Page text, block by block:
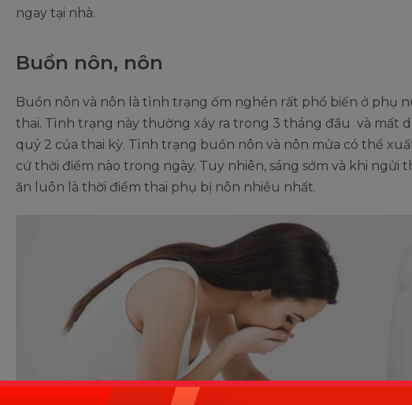
ngay tại nhà.
Buồn nôn, nôn
Buồn nôn và nôn là tình trạng ốm nghén rất phổ biến ở phụ
thai. Tình trạng này thường xảy ra trong 3 tháng đầu và mất
quý 2 của thai kỳ. Tình trạng buồn nôn và nôn mửa có thể
cứ thời điểm nào trong ngày. Tuy nhiên, sáng sớm và khi ngửi
ăn luôn là thời điểm thai phụ bị nôn nhiều nhất.